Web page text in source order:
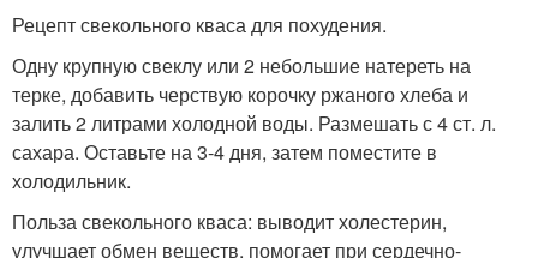
Рецепт свекольного кваса для похудения.
Одну крупную свеклу или 2 небольшие натереть на
терке, добавить черствую корочку ржаного хлеба и
залить 2 литрами холодной воды. Размешать с 4 ст. л.
сахара. Оставьте на 3-4 дня, затем поместите в
холодильник.
Польза свекольного кваса: выводит холестерин,
улучшает обмен веществ, помогает при сердечно-